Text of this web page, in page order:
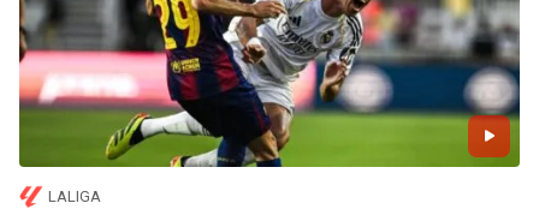
LALIGA